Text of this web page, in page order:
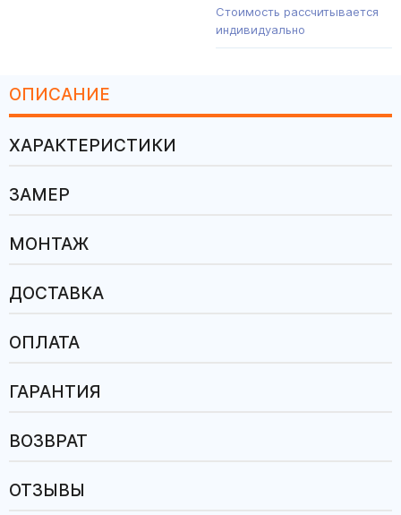
Стоимость рассчитывается
индивидуально
ОПИСАНИЕ
ХАРАКТЕРИСТИКИ
ЗАМЕР
МОНТАЖ
ДОСТАВКА
ОПЛАТА
ГАРАНТИЯ
ВОЗВРАТ
ОТЗЫВЫ